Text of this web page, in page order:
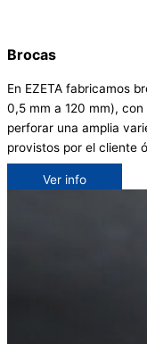
Brocas
En EZETA fabricamos
0,5 mm a 120 mm),
perforar una amplia
provistos por el cliente
Ver info